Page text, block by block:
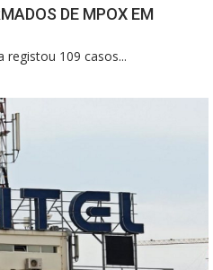
DE MPOX EM
registou 109 casos...